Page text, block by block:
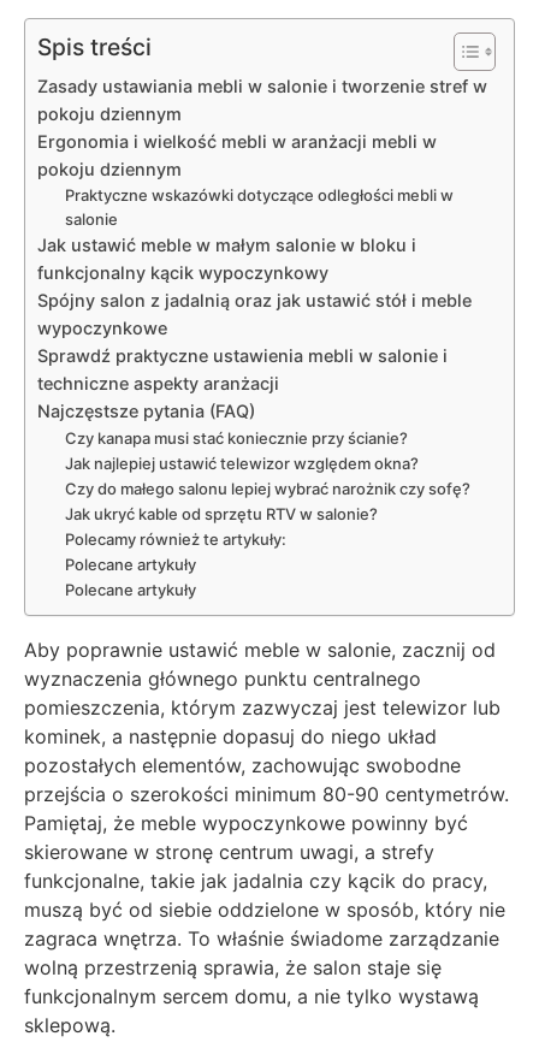
Spis treści
Zasady ustawiania mebli w salonie i tworzenie stref w
pokoju dziennym
Ergonomia i wielkość mebli w aranżacji mebli w
pokoju dziennym
Praktyczne wskazówki dotyczące odległości mebli w
salonie
Jak ustawić meble w małym salonie w bloku i
funkcjonalny kącik wypoczynkowy
Spójny salon z jadalnią oraz jak ustawić stół i meble
wypoczynkowe
Sprawdź praktyczne ustawienia mebli w salonie i
techniczne aspekty aranżacji
Najczęstsze pytania (FAQ)
Czy kanapa musi stać koniecznie przy ścianie?
Jak najlepiej ustawić telewizor względem okna?
Czy do małego salonu lepiej wybrać narożnik czy sofę?
Jak ukryć kable od sprzętu RTV w salonie?
Polecamy również te artykuły:
Polecane artykuły
Polecane artykuły
Aby poprawnie ustawić meble w salonie, zacznij od
wyznaczenia głównego punktu centralnego
pomieszczenia, którym zazwyczaj jest telewizor lub
kominek, a następnie dopasuj do niego układ
pozostałych elementów, zachowując swobodne
przejścia o szerokości minimum 80-90 centymetrów.
Pamiętaj, że meble wypoczynkowe powinny być
skierowane w stronę centrum uwagi, a strefy
funkcjonalne, takie jak jadalnia czy kącik do pracy,
muszą być od siebie oddzielone w sposób, który nie
zagraca wnętrza. To właśnie świadome zarządzanie
wolną przestrzenią sprawia, że salon staje się
funkcjonalnym sercem domu, a nie tylko wystawą
sklepową.